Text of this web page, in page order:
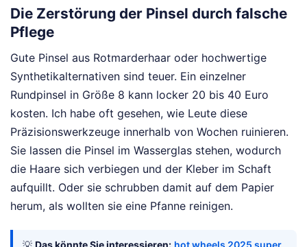
Die Zerstörung der Pinsel durch falsche
Pflege
Gute Pinsel aus Rotmarderhaar oder hochwertige
Synthetikalternativen sind teuer. Ein einzelner
Rundpinsel in Größe 8 kann locker 20 bis 40 Euro
kosten. Ich habe oft gesehen, wie Leute diese
Präzisionswerkzeuge innerhalb von Wochen ruinieren.
Sie lassen die Pinsel im Wasserglas stehen, wodurch
die Haare sich verbiegen und der Kleber im Schaft
aufquillt. Oder sie schrubben damit auf dem Papier
herum, als wollten sie eine Pfanne reinigen.
💡 Das könnte Sie interessieren: hot wheels 2025 super